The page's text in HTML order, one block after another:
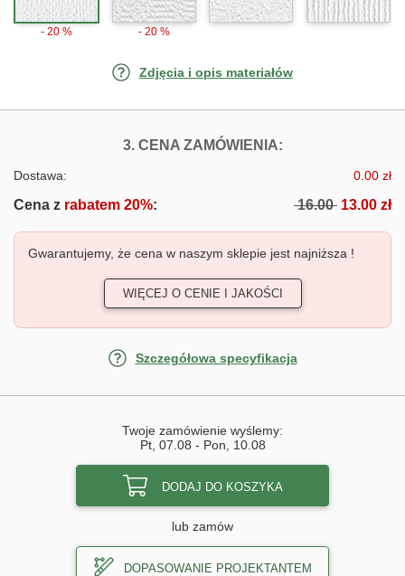
- 20 % - 20 %
Zdjęcia i opis materiałów
3. CENA ZAMÓWIENIA:FOTOTAPETY
Dostawa: 0.00 zł
Cena z rabatem 20%: 16.00 13.00 zł
Gwarantujemy, że cena w naszym sklepie jest najniższa !
WIĘCEJ O CENIE I JAKOŚCI
Szczegółowa specyfikacja
Twoje zamówienie wyślemy:
Pt, 07.08 - Pon, 10.08
DODAJ DO KOSZYKA
lub zamów
DOPASOWANIE PROJEKTANTEM